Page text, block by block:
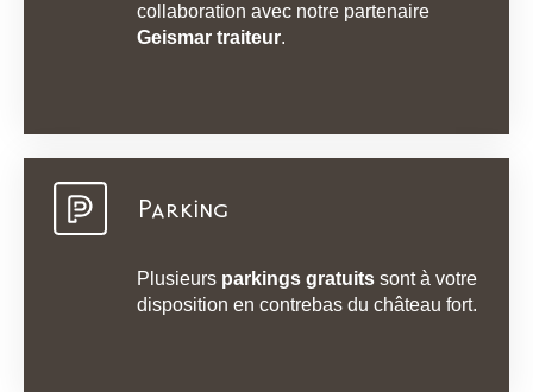
collaboration avec notre partenaire
Geismar traiteur.
Parking
Plusieurs parkings gratuits sont à votre
disposition en contrebas du château fort.